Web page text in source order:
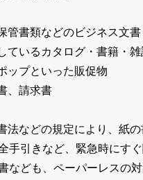
管書類などのビジネス文書
ているカタログ・書籍・雑
ップといった販促物
、請求書
法などの規定により、紙
手引きなど、緊急時にす
なども、ペーパーレスの対